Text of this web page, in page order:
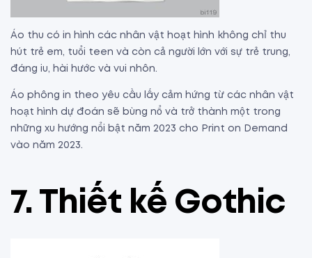
Áo thu có in hình các nhân vật hoạt hình không chỉ thu
hút trẻ em, tuổi teen và còn cả người lớn với sự trẻ trung,
đáng iu, hài hước và vui nhôn.
Áo phông in theo yêu cầu lấy cảm hứng từ các nhân vật
hoạt hình dự đoán sẽ bùng nổ và trở thành một trong
những xu hướng nổi bật năm 2023 cho Print on Demand
vào năm 2023.
7. Thiết kế Gothic